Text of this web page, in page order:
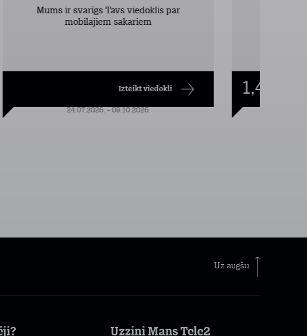
Mums ir svarīgs Tavs viedoklis par
mobilajiem sakariem
Izteikt viedokli
24.07.2026. - 09.10.2026.
1,49
Uz augšu
Uzzini Mans Tele2